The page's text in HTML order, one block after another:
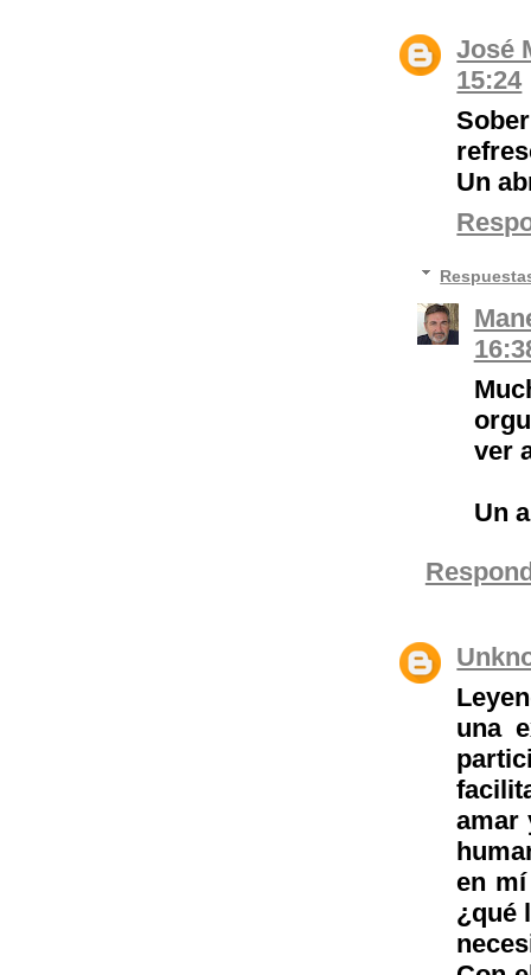
José
15:24
Un
ver
Un
una
amar
en
¿qué